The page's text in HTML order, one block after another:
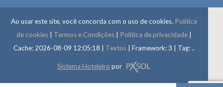
Ao usar este site, você concorda com o uso de cookies. Política
de cookies
Termos e Condições Política de privacidade
Cache: 2026-08-09 12:05:18 | Textos Framework: 3 | Tag:..
Sistema Hoteleiro por